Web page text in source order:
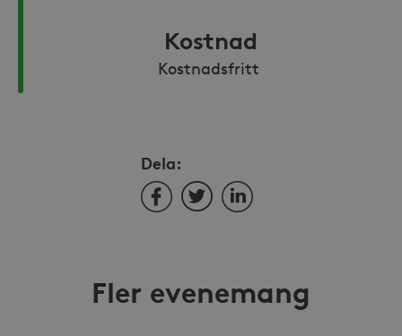
Kostnad
Kostnadsfritt
Dela:
FacebookTwitterLinkedIn
Fler evenemang